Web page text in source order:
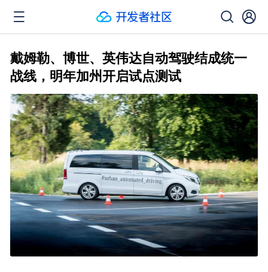
戴姆勒、博世、英伟达自动驾驶结成统一
战线，明年加州开启试点测试